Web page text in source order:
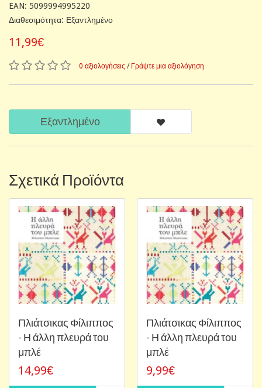
EAN: 5099994995220
Διαθεσιμότητα: Εξαντλημένο
11,99€
0 αξιολογήσεις / Γράψτε μια αξιολόγηση
Εξαντλημένο
Σχετικά Προϊόντα
Πλιάτσικας Φίλιππος
- Η άλλη πλευρά του
μπλέ
14,99€
Πλιάτσικας Φίλιππος
- Η άλλη πλευρά του
μπλέ
9,99€